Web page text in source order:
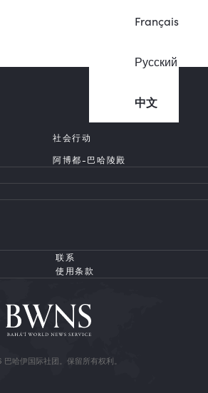
Français
Русский
中文
社会行动
阿博都-巴哈陵殿
联系
使用条款
哈伊国际社团。保留所有权利。